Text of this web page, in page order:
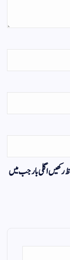
اگلی بار جب میں